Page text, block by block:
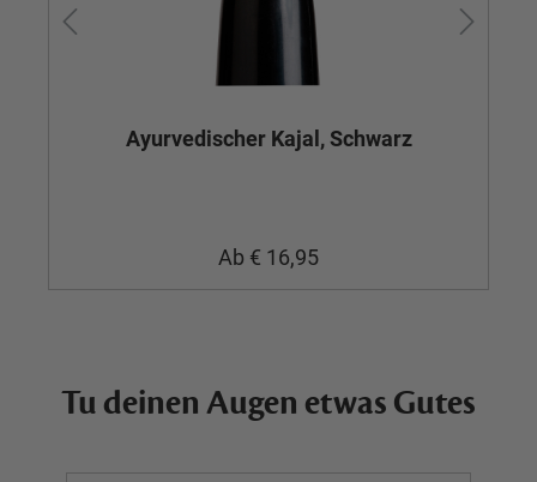
Ayurvedischer Kajal, Schwarz
Ab € 16,95
Tu deinen Augen etwas Gutes